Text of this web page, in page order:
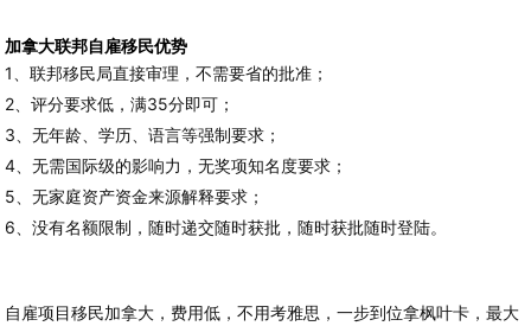
加拿大联邦自雇移民优势
1、联邦移民局直接审理，不需要省的批准；
2、评分要求低，满35分即可；
3、无年龄、学历、语言等强制要求；
4、无需国际级的影响力，无奖项知名度要求；
5、无家庭资产资金来源解释要求；
6、没有名额限制，随时递交随时获批，随时获批随时登陆。
自雇项目移民加拿大，费用低，不用考雅思，一步到位拿枫叶卡，最大